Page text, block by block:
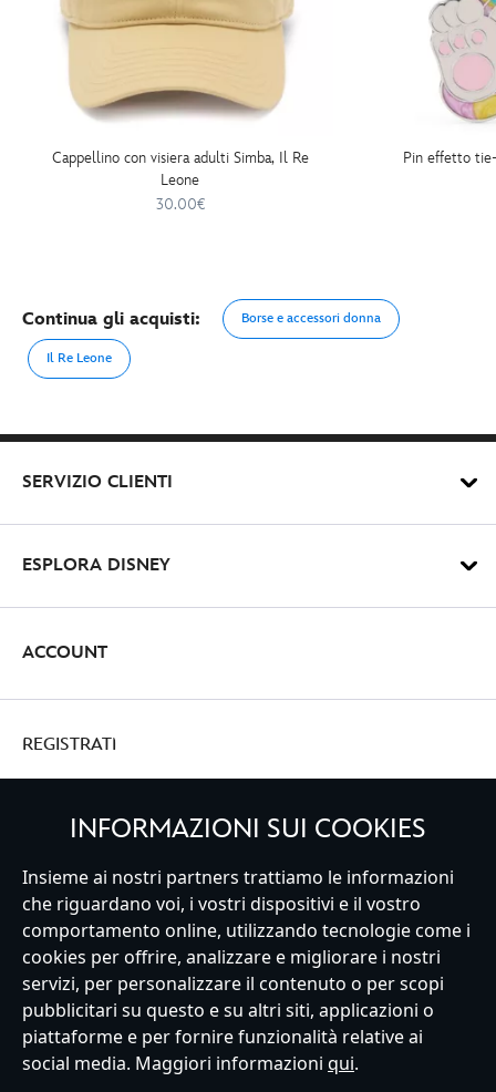
Cappellino con visiera adulti Simba, Il Re
Leone
30.00€
Pin effetto
Continua gli acquisti: Borse e accessori donna
Il Re Leone
SERVIZIO CLIENTI
ESPLORA DISNEY
ACCOUNT
REGISTRATI
Italy
Servizio Clienti Termini d'Uso Trova Negozio
Mappa del Sito
Normativa Europea sul trattamento dei dati personali
Informativa sulla privacy
Politica dei Cookie
Informativa sulla privacy UE
Termini e Condizioni generali
Gestisci le impostazioni dei Cookies
s172 Statements
INFORMAZIONI SUI COOKIES
Insieme ai nostri partners trattiamo le informazioni
che riguardano voi, i vostri dispositivi e il vostro
comportamento online, utilizzando tecnologie come i
cookies per offrire, analizzare e migliorare i nostri
servizi, per personalizzare il contenuto o per scopi
pubblicitari su questo e su altri siti, applicazioni o
piattaforme e per fornire funzionalità relative ai
social media. Maggiori informazioni qui.